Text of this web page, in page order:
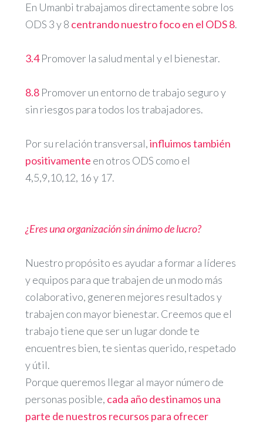
En Umanbi trabajamos directamente sobre los
ODS 3 y 8 centrando nuestro foco en el ODS 8.
3.4Promover la salud mental y el bienestar.
8.8Promover un entorno de trabajo seguro y
sin riesgos para todos los trabajadores.
Por su relación transversal,influimos también
positivamente en otros ODS como el
4,5,9,10,12, 16 y 17.
¿Eres una organización sin ánimo de lucro?
Nuestro propósito es ayudar a formar a líderes
y equipos para que trabajen de un modo más
colaborativo, generen mejores resultados y
trabajen con mayor bienestar. Creemos que el
trabajo tiene que ser un lugar donde te
encuentres bien, te sientas querido, respetado
y útil.
Porque queremos llegar al mayor número de
personas posible, cada año destinamos una
parte de nuestros recursos para ofrecer